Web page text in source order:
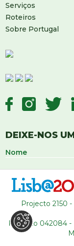
Serviços
Roteiros
Sobre Portugal
DEIXE-NOS
Projecto 2150
Projecto 042084 -